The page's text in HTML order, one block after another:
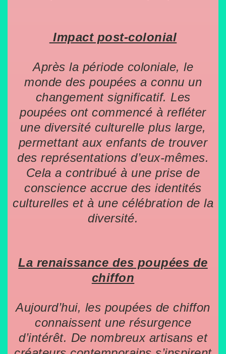
Impact post-colonial
Après la période coloniale, le
monde des poupées a connu un
changement significatif. Les
poupées ont commencé à refléter
une diversité culturelle plus large,
permettant aux enfants de trouver
des représentations d’eux-mêmes.
Cela a contribué à une prise de
conscience accrue des identités
culturelles et à une célébration de la
diversité.
La renaissance des poupées de
chiffon
Aujourd’hui, les poupées de chiffon
connaissent une résurgence
d’intérêt. De nombreux artisans et